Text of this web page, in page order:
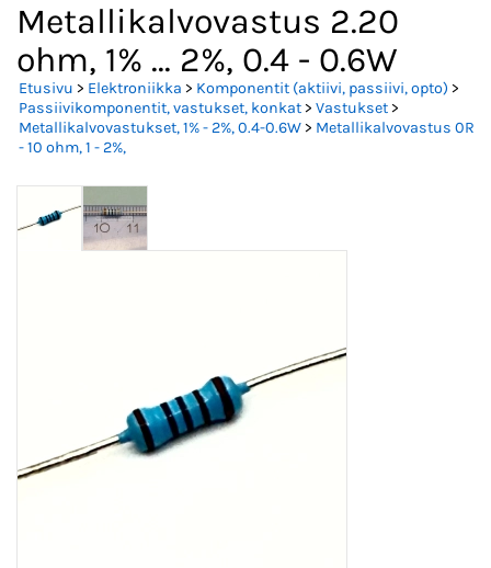
Metallikalvovastus 2.20
ohm, 1% ... 2%, 0.4 - 0.6W
Etusivu > Elektroniikka > Komponentit (aktiivi, passiivi, opto) >
Passiivikomponentit, vastukset, konkat> Vastukset>
Metallikalvovastukset, 1% - 2%, 0.4-0.6W> Metallikalvovastus 0R
- 10 ohm, 1 - 2%,